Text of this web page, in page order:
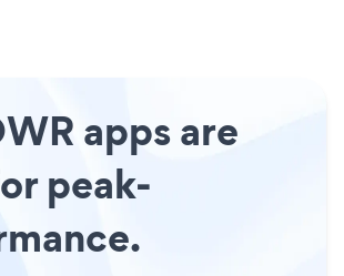
apps are
peak-